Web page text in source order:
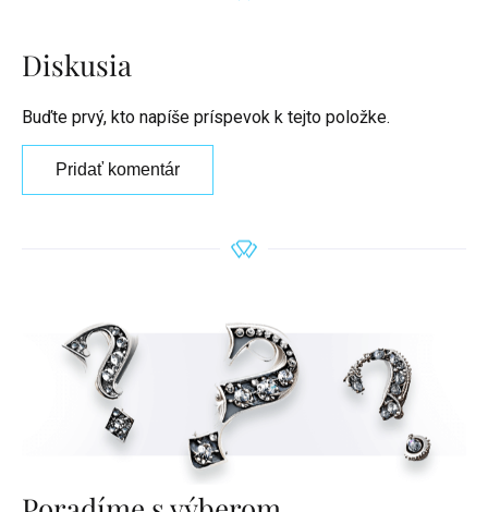
Diskusia
Buďte prvý, kto napíše príspevok k tejto položke.
Pridať komentár